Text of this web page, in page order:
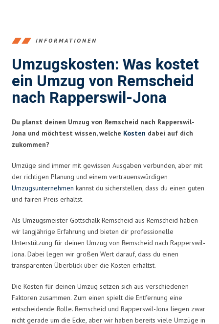
INFORMATIONEN
Umzugskosten: Was kostet
ein Umzug von Remscheid
nach Rapperswil-Jona
Du planst deinen Umzug von Remscheid nach Rapperswil-
Jona und möchtest wissen, welche Kosten dabei auf dich
zukommen?
Umzüge sind immer mit gewissen Ausgaben verbunden, aber mit
der richtigen Planung und einem vertrauenswürdigen
Umzugsunternehmen kannst du sicherstellen, dass du einen guten
und fairen Preis erhältst.
Als Umzugsmeister Gottschalk Remscheid aus Remscheid haben
wir langjährige Erfahrung und bieten dir professionelle
Unterstützung für deinen Umzug von Remscheid nach Rapperswil-
Jona. Dabei legen wir großen Wert darauf, dass du einen
transparenten Überblick über die Kosten erhältst.
Die Kosten für deinen Umzug setzen sich aus verschiedenen
Faktoren zusammen. Zum einen spielt die Entfernung eine
entscheidende Rolle. Remscheid und Rapperswil-Jona liegen zwar
nicht gerade um die Ecke, aber wir haben bereits viele Umzüge in